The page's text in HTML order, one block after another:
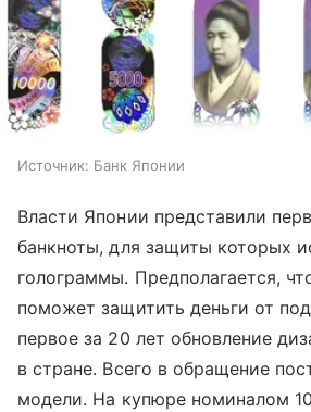
Источник: Банк Японии
Власти Японии представили
банкноты, для защиты которых
голограммы. Предполагается,
поможет защитить деньги от
первое за 20 лет обновление
в стране. Всего в обращение
модели. На купюре номиналом